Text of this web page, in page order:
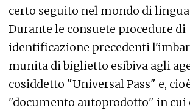
certo seguito nel mondo di lingua
Durante le consuete procedure di
identificazione precedenti
munita di biglietto esibiva agli
cosiddetto "Universal Pass" e,
"documento autoprodotto" in cui